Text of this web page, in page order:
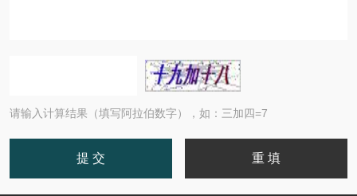
请输入计算结果（填写阿拉伯数字），如：三加四=7